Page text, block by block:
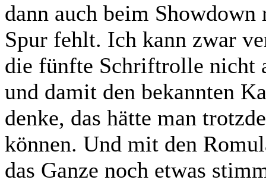
dann auch beim
Spur fehlt. Ich kann zwar
die fünfte Schriftrolle nicht
und damit den bekannten
denke, das hätte man
können. Und mit den
das Ganze noch etwas